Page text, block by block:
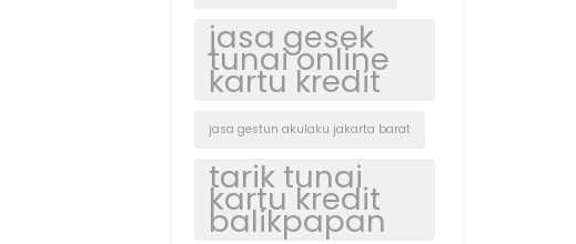
jasa gesek
tunai online
kartu kredit
jasa gestun akulaku jakarta barat
tarik tunai
kartu kredit
balikpapan